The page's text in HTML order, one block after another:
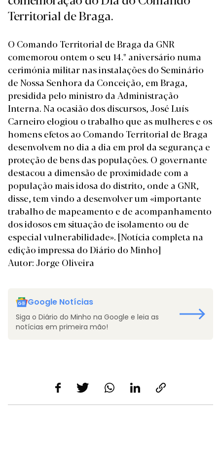
Territorial de Braga.
O Comando Territorial de Braga da GNR
comemorou ontem o seu 14.º aniversário numa
cerimónia militar nas instalações do Seminário
de Nossa Senhora da Conceição, em Braga,
presidida pelo ministro da Administração
Interna. Na ocasião dos discursos, José Luís
Carneiro elogiou o trabalho que as mulheres e os
homens efetos ao Comando Territorial de Braga
desenvolvem no dia a dia em prol da segurança e
proteção de bens das populações. O governante
destacou a dimensão de proximidade com a
população mais idosa do distrito, onde a GNR,
disse, tem vindo a desenvolver um «importante
trabalho de mapeamento e de acompanhamento
dos idosos em situação de isolamento ou de
especial vulnerabilidade». [Notícia completa na
edição impressa do Diário do Minho]
Autor: Jorge Oliveira
Google Notícias
Siga o Diário do Minho na Google e leia as
notícias em primeira mão!